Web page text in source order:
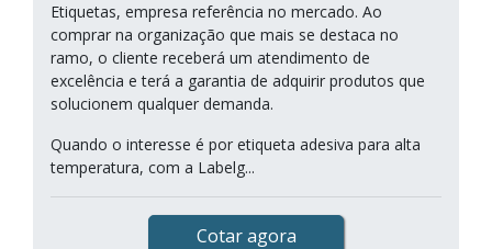
Etiquetas, empresa referência no mercado. Ao
comprar na organização que mais se destaca no
ramo, o cliente receberá um atendimento de
excelência e terá a garantia de adquirir produtos que
solucionem qualquer demanda.
Quando o interesse é por etiqueta adesiva para alta
temperatura, com a Labelg...
Cotar agora